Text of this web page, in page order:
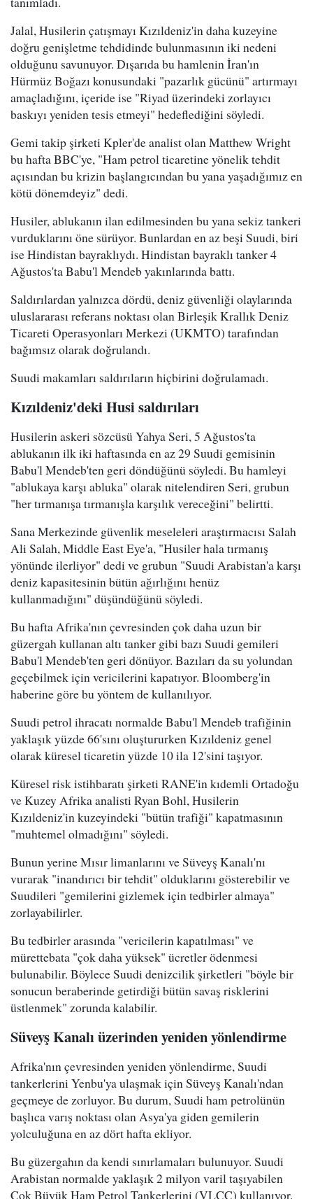
Jalal, Husilerin çatışmayı Kızıldeniz'in daha kuzeyine
doğru genişletme tehdidinde bulunmasının iki nedeni
olduğunu savunuyor. Dışarıda bu hamlenin İran'ın
Hürmüz Boğazı konusundaki "pazarlık gücünü" artırmayı
amaçladığını, içeride ise "Riyad üzerindeki zorlayıcı
baskıyı yeniden tesis etmeyi" hedeflediğini söyledi.
Gemi takip şirketi Kpler'de analist olan Matthew Wright
bu hafta BBC'ye, "Ham petrol ticaretine yönelik tehdit
açısından bu krizin başlangıcından bu yana yaşadığımız en
kötü dönemdeyiz" dedi.
Husiler, ablukanın ilan edilmesinden bu yana sekiz tankeri
vurduklarını öne sürüyor. Bunlardan en az beşi Suudi, biri
ise Hindistan bayraklıydı. Hindistan bayraklı tanker 4
Ağustos'ta Babu'l Mendeb yakınlarında battı.
Saldırılardan yalnızca dördü, deniz güvenliği olaylarında
uluslararası referans noktası olan Birleşik Krallık Deniz
Ticareti Operasyonları Merkezi (UKMTO) tarafından
bağımsız olarak doğrulandı.
Suudi makamları saldırıların hiçbirini doğrulamadı.
Kızıldeniz'deki Husi saldırıları
Husilerin askeri sözcüsü Yahya Seri, 5 Ağustos'ta
ablukanın ilk iki haftasında en az 29 Suudi gemisinin
Babu'l Mendeb'ten geri döndüğünü söyledi. Bu hamleyi
"ablukaya karşı abluka" olarak nitelendiren Seri, grubun
"her tırmanışa tırmanışla karşılık vereceğini" belirtti.
Sana Merkezinde güvenlik meseleleri araştırmacısı Salah
Ali Salah, Middle East Eye'a, "Husiler hala tırmanış
yönünde ilerliyor" dedi ve grubun "Suudi Arabistan'a karşı
deniz kapasitesinin bütün ağırlığını henüz
kullanmadığını" düşündüğünü söyledi.
Bu hafta Afrika'nın çevresinden çok daha uzun bir
güzergah kullanan altı tanker gibi bazı Suudi gemileri
Babu'l Mendeb'ten geri dönüyor. Bazıları da su yolundan
geçebilmek için vericilerini kapatıyor. Bloomberg'in
haberine göre bu yöntem de kullanılıyor.
Suudi petrol ihracatı normalde Babu'l Mendeb trafiğinin
yaklaşık yüzde 66'sını oluştururken Kızıldeniz genel
olarak küresel ticaretin yüzde 10 ila 12'sini taşıyor.
Küresel risk istihbaratı şirketi RANE'in kıdemli Ortadoğu
ve Kuzey Afrika analisti Ryan Bohl, Husilerin
Kızıldeniz'in kuzeyindeki "bütün trafiği" kapatmasının
"muhtemel olmadığını" söyledi.
Bunun yerine Mısır limanlarını ve Süveyş Kanalı'nı
vurarak "inandırıcı bir tehdit" olduklarını gösterebilir ve
Suudileri "gemilerini gizlemek için tedbirler almaya"
zorlayabilirler.
Bu tedbirler arasında "vericilerin kapatılması" ve
mürettebata "çok daha yüksek" ücretler ödenmesi
bulunabilir. Böylece Suudi denizcilik şirketleri "böyle bir
sonucun beraberinde getirdiği bütün savaş risklerini
üstlenmek" zorunda kalabilir.
Süveyş Kanalı üzerinden yeniden yönlendirme
Afrika'nın çevresinden yeniden yönlendirme, Suudi
tankerlerini Yenbu'ya ulaşmak için Süveyş Kanalı'ndan
geçmeye de zorluyor. Bu durum, Suudi ham petrolünün
başlıca varış noktası olan Asya'ya giden gemilerin
yolculuğuna en az dört hafta ekliyor.
Bu güzergahın da kendi sınırlamaları bulunuyor. Suudi
Arabistan normalde yaklaşık 2 milyon varil taşıyabilen
Çok Büyük Ham Petrol Tankerlerini (VLCC) kullanıyor.